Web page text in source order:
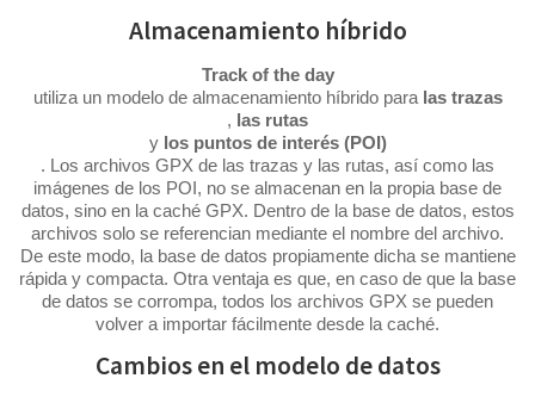
Almacenamiento híbrido
Track of the day
utiliza un modelo de almacenamiento híbrido para las trazas
, las rutas
y los puntos de interés (POI)
. Los archivos GPX de las trazas y las rutas, así como las
imágenes de los POI, no se almacenan en la propia base de
datos, sino en la caché GPX. Dentro de la base de datos, estos
archivos solo se referencian mediante el nombre del archivo.
De este modo, la base de datos propiamente dicha se mantiene
rápida y compacta. Otra ventaja es que, en caso de que la base
de datos se corrompa, todos los archivos GPX se pueden
volver a importar fácilmente desde la caché.
Cambios en el modelo de datos